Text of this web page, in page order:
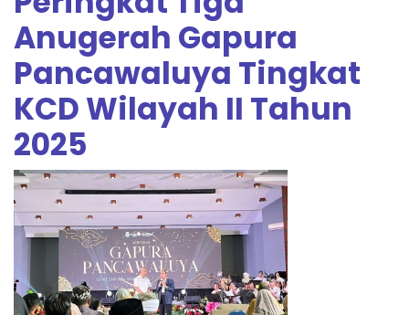
Anugerah Gapura
Pancawaluya Tingkat
KCD Wilayah II Tahun
2025